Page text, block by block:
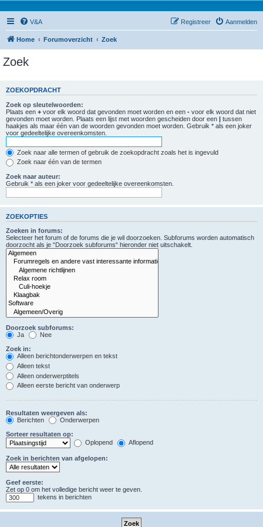
V&A Aanmelden
Registreer
Home Forumoverzicht Zoek
Zoek
ZOEKOPDRACHT
Zoek op sleutelwoorden:
Plaats een + voor elk woord dat gevonden moet worden en een - voor elk woord dat niet
gevonden moet worden. Plaats een lijst met woorden gescheiden door een | tussen
haakjes als maar één van de woorden gevonden moet worden. Gebruik * als een joker
voor gedeeltelijke overeenkomsten.
Zoek naar alle termen of gebruik de zoekopdracht zoals het is ingevuld
Zoek naar één van de termen
Zoek naar auteur:
Gebruik * als een joker voor gedeeltelijke overeenkomsten.
ZOEKOPTIES
Zoeken in forums:
Selecteer het forum of de forums die je wil doorzoeken. Subforums worden automatisch
doorzocht als je “Doorzoek subforums“ hieronder niet uitschakelt.
Doorzoek subforums:
Ja
Nee
Zoek in:
Alleen berichtonderwerpen en tekst
Alleen tekst
Alleen onderwerptitels
Alleen eerste bericht van onderwerp
Resultaten weergeven als:
Berichten
Onderwerpen
Sorteer resultaten op:
Oplopend
Aflopend
Zoek in berichten van afgelopen:
Geef eerste:
Zet op 0 om het volledige bericht weer te geven.
tekens in berichten